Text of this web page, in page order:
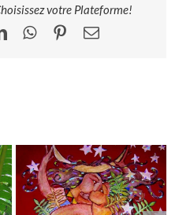
votre Plateforme!
LinkedInWhatsApp
Pinterest
Email